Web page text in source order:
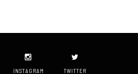
INSTAGRAM TWITTER